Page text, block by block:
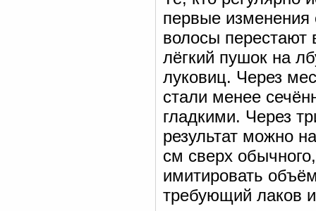
первые изменения
волосы перестают
лёгкий пушок на
луковиц. Через
стали менее
гладкими. Через
результат можно
см сверх
имитировать
требующий лаков